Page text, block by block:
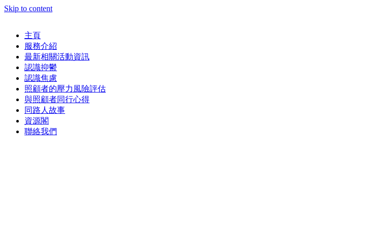
Skip to content
主頁
服務介紹
最新相關活動資訊
認識抑鬱
認識焦慮
照顧者的壓力風險評估
與照顧者同行心得
同路人故事
資源閣
聯絡我們